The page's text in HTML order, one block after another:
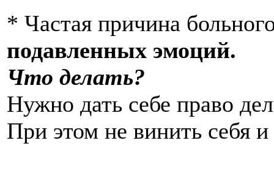
* Частая причина
подавленных эмоций.
Что делать?
Нужно дать себе право
При этом не винить себя